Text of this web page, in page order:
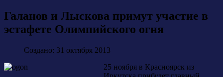
Галанов и Лыскова примут участие в
эстафете Олимпийского огня
Создано: 31 октября 2013
25 ноября в Красноярск из